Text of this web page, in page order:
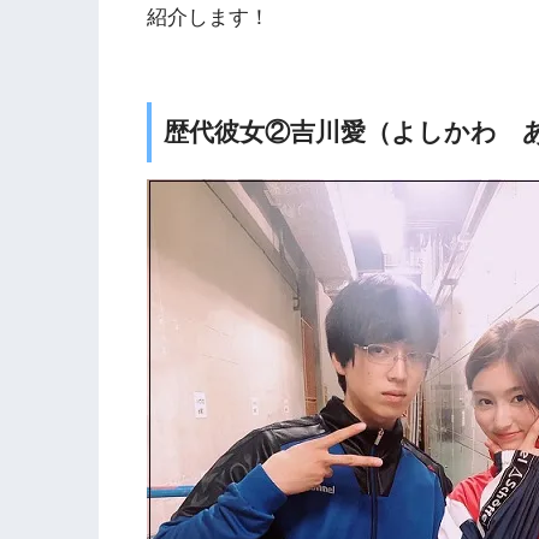
紹介します！
歴代彼女②吉川愛（よしかわ